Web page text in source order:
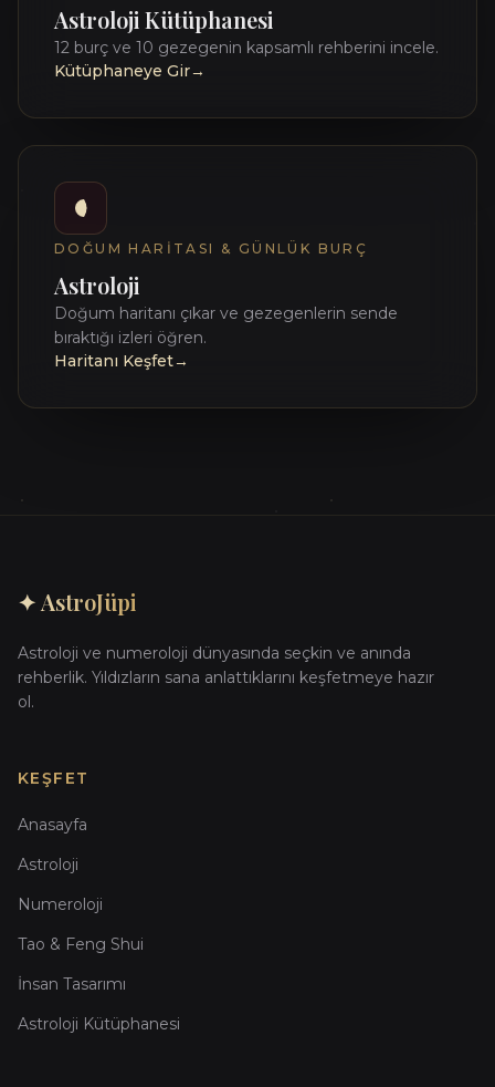
Astroloji Kütüphanesi
12 burç ve 10 gezegenin kapsamlı rehberini incele.
Kütüphaneye Gir→
DOĞUM HARITASI & GÜNLÜK BURÇ
Astroloji
Doğum haritanı çıkar ve gezegenlerin sende
bıraktığı izleri öğren.
Haritanı Keşfet→
✦ AstroJüpi
Astroloji ve numeroloji dünyasında seçkin ve anında
rehberlik. Yıldızların sana anlattıklarını keşfetmeye hazır
ol.
KEŞFET
Anasayfa
Astroloji
Numeroloji
Tao & Feng Shui
İnsan Tasarımı
Astroloji Kütüphanesi